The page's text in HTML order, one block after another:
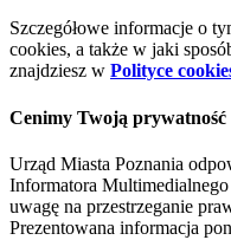
Szczegółowe informacje o
cookies, a także w jaki
znajdziesz w Polityce
Cenimy Twoją prywatność
Urząd Miasta Poznania
Informatora
uwagę na przestrzeganie
Prezentowana informacja